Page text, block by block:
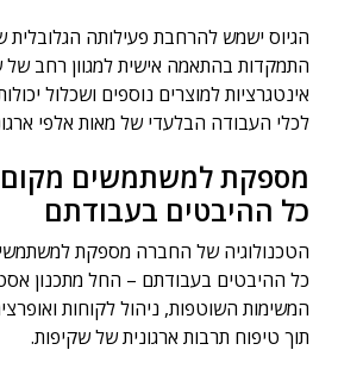
הגיוס ישמש להרחבת פעילותה
התמקדות בהתאמה אישית למגוון רחב של
אינטגרציות למוצרים נוספים ושכלול
לכלי העבודה הבלעדי של מאות אלפי
מספקת למשתמשים מקום
כל ההיבטים בעבודתם
הטכנולוגיה של החברה מספקת
כל ההיבטים בעבודתם – החל מתכנון
המשימות השוטפות, ניהול לקוחות
תוך טיפוח תרבות ארגונית של שקיפות.